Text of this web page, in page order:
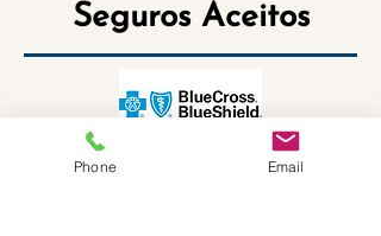
Seguros Aceitos
Phone Email